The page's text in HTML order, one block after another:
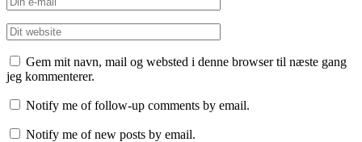
Gem mit navn, mail og websted i denne browser til næste gang
jeg kommenterer.
Notify me of follow-up comments by email.
Notify me of new posts by email.